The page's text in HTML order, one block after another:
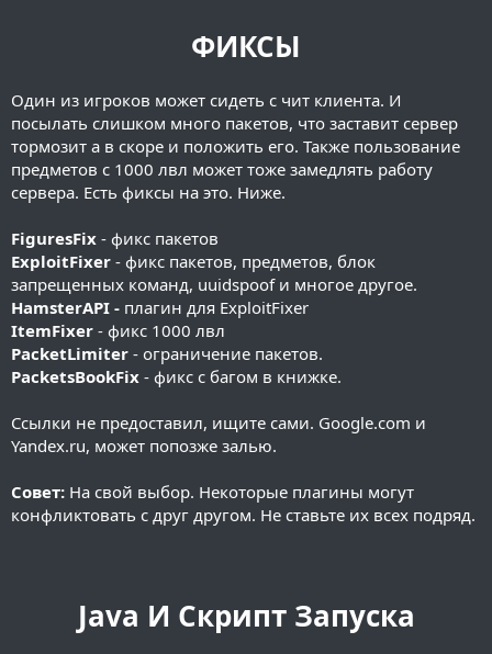
ФИКСЫ
Один из игроков может сидеть с чит клиента. И
посылать слишком много пакетов, что заставит сервер
тормозит а в скоре и положить его. Также пользование
предметов с 1000 лвл может тоже замедлять работу
сервера. Есть фиксы на это. Ниже.
FiguresFix - фикс пакетов
ExploitFixer - фикс пакетов, предметов, блок
запрещенных команд, uuidspoof и многое другое.
HamsterAPI - плагин для ExploitFixer
ItemFixer - фикс 1000 лвл
PacketLimiter - ограничение пакетов.
PacketsBookFix - фикс с багом в книжке.
Ссылки не предоставил, ищите сами. Google.com и
Yandex.ru, может попозже залью.
Совет: На свой выбор. Некоторые плагины могут
конфликтовать с друг другом. Не ставьте их всех подряд.
Java И Скрипт Запуска